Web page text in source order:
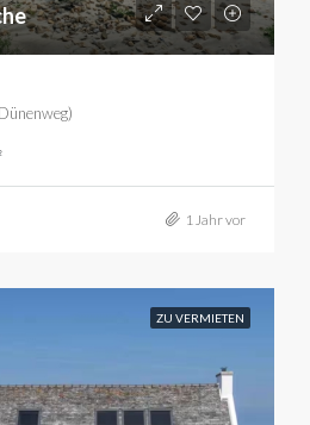
1 Jahr vor
ZU VERMIETEN